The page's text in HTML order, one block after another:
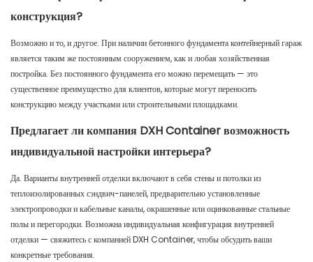
конструкция?
Возможно и то, и другое. При наличии бетонного фундамента контейнерный гараж
является таким же постоянным сооружением, как и любая хозяйственная
постройка. Без постоянного фундамента его можно перемещать — это
существенное преимущество для клиентов, которые могут переносить
конструкцию между участками или строительными площадками.
Предлагает ли компания DXH Container возможность
индивидуальной настройки интерьера?
Да. Варианты внутренней отделки включают в себя стены и потолки из
теплоизолированных сэндвич-панелей, предварительно установленные
электропроводки и кабельные каналы, окрашенные или оцинкованные стальные
полы и перегородки. Возможна индивидуальная конфигурация внутренней
отделки — свяжитесь с компанией DXH Container, чтобы обсудить ваши
конкретные требования.